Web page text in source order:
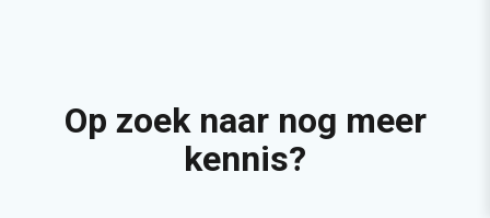
Op zoek naar nog meer
kennis?